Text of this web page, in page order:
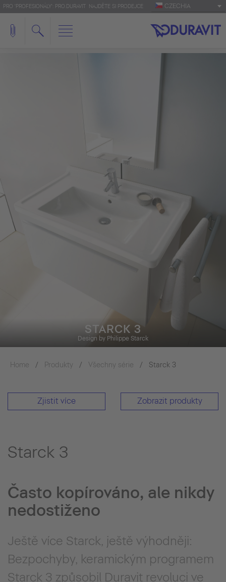
PRO 'PROFESIONÁLY': PRO.DURAVIT NAJDĚTE SI PRODEJCE CZECHIA
STARCK 3
Design by Philippe Starck
Home Produkty Všechny série Starck 3
Zjistit více Zobrazit produkty
Starck 3
Často kopírováno, ale nikdy
nedostiženo
Ještě více Starck, ještě výhodněji:
Bezpochyby, keramickým programem
Starck 3 způsobil Duravit revoluci ve